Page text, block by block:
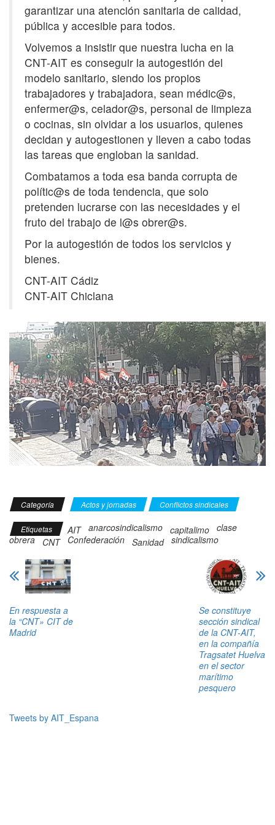
garantizar una atención sanitaria de calidad,
pública y accesible para todos.
Volvemos a insistir que nuestra lucha en la
CNT-AIT es conseguir la autogestión del
modelo sanitario, siendo los propios
trabajadores y trabajadora, sean médic@s,
enfermer@s, celador@s, personal de limpieza
o cocinas, sin olvidar a los usuarios, quienes
decidan y autogestionen y lleven a cabo todas
las tareas que engloban la sanidad.
Combatamos a toda esa banda corrupta de
polític@s de toda tendencia, que solo
pretenden lucrarse con las necesidades y el
fruto del trabajo de l@s obrer@s.
Por la autogestión de todos los servicios y
bienes.
CNT-AIT Cádiz
CNT-AIT Chiclana
Categoría Actos y jornadas Conflictos sindicales
Etiquetas AIT anarcosindicalismo capitalimo clase
obrera
CNT Confederación Sanidad sindicalismo
En respuesta a
la “CNT» CIT de
Madrid
Se constituye
sección sindical
de la CNT-AIT,
en la compañía
Tragsatet Huelva
en el sector
marítimo
pesquero
Tweets by AIT_Espana